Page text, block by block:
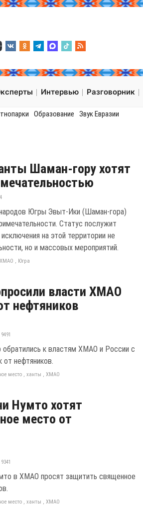
Интервью Разговорник
Образование Звук Евразии
Шаман-гору хотят
Югры Эвыт-Ики (Шаман-гора)
Статус послужит
на этой территории не
но и массовых мероприятий.
ХМАО , Югра
власти ХМАО
нефтяников
9491
к властям ХМАО и России с
от нефтяников.
место ,ханты ,ХМАО
Нумто хотят
место от
9341
в ХМАО просят защитить священное
место ,ханты ,ХМАО